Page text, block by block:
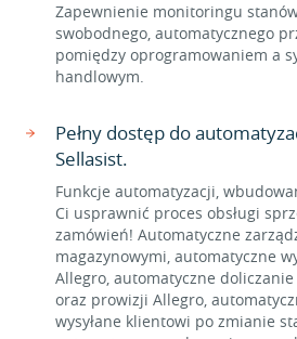
Zapewnienie monitoringu
swobodnego, automatycznego
pomiędzy oprogramowaniem a
handlowym.
Pełny dostęp do
Sellasist.
Funkcje automatyzacji,
Ci usprawnić proces obsługi
zamówień! Automatyczne
magazynowymi, automatyczne
Allegro, automatyczne
oraz prowizji Allegro,
wysyłane klientowi po zmianie